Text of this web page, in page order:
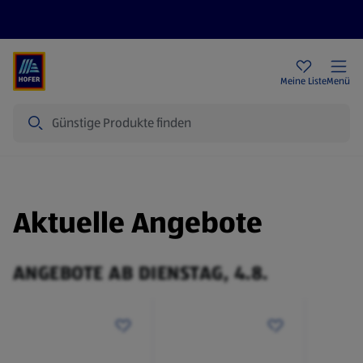
Meine ListeMenü
Aktuelle Angebote
ANGEBOTE AB DIENSTAG, 4.8.